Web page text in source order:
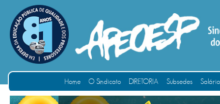
Home O Sindicato DIRETORIA Subsedes